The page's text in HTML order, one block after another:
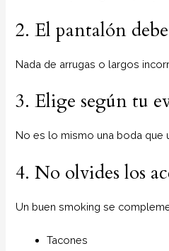
2. El pantalón
Nada de arrugas o largos
3. Elige según tu
No es lo mismo una boda que
4. No olvides los
Un buen smoking se
Tacones